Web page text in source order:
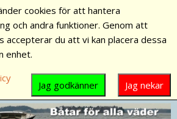
cookies för att hantera
och andra funktioner. Genom att
accepterar du att vi kan placera dessa
enhet.
Jag nekar
Jag godkänner